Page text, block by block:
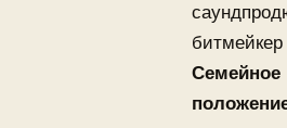
битмейкер
Семейное